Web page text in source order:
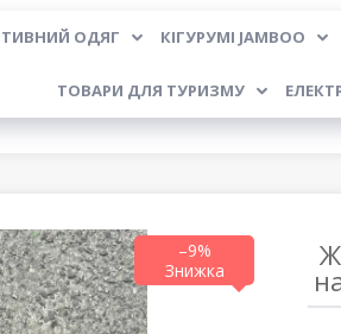
ОДЯГ КІГУРУМІ JAMBOO
ТОВАРИ ДЛЯ ТУРИЗМУ
–9%